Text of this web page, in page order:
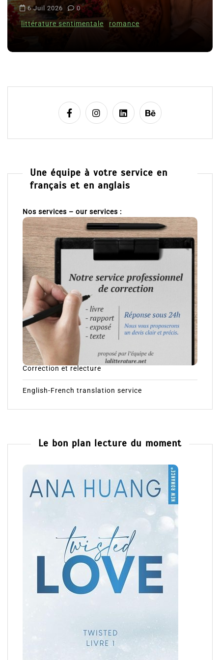
i
c
e
Juil 2026 0
sentimentale romance
Une équipe à votre service en
français et en anglais
Nos services – our services :
Correction et relecture
English-French translation service
Le bon plan lecture du moment